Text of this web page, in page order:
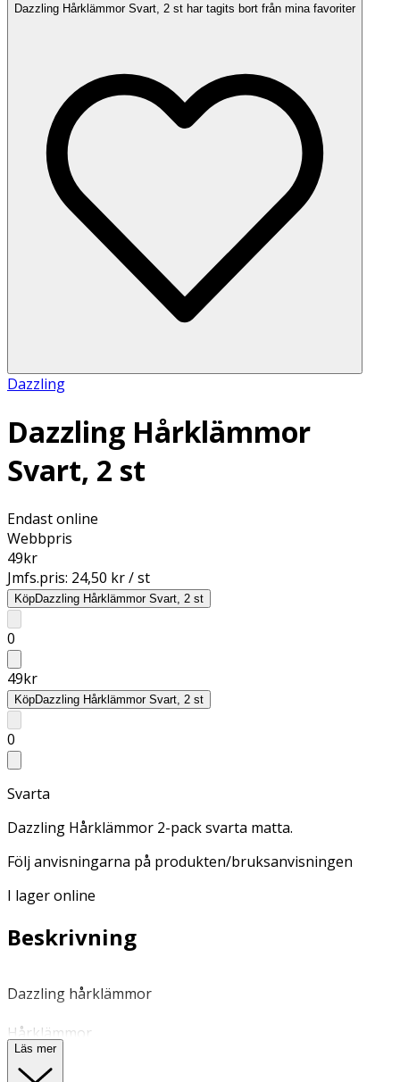
Dazzling Hårklämmor Svart, 2 st har tagits bort från mina favoriter
Dazzling
Dazzling Hårklämmor
Svart, 2 st
Endast online
Webbpris
49kr
Jmfs.pris: 24,50 kr / st
KöpDazzling Hårklämmor Svart, 2 st
0
49kr
KöpDazzling Hårklämmor Svart, 2 st
0
Svarta
Dazzling Hårklämmor 2-pack svarta matta.
Följ anvisningarna på produkten/bruksanvisningen
I lager online
Beskrivning
Dazzling hårklämmor
Hårklämmor
Rumstemperatur
Läs mer